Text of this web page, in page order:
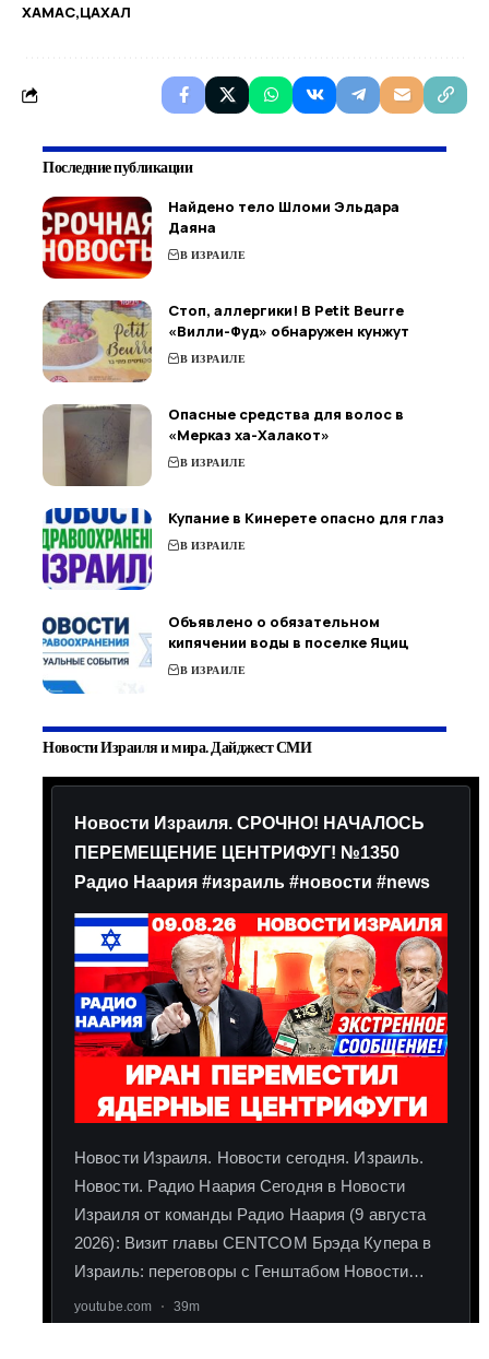
ХАМАС ЦАХАЛ
Последние публикации
Найдено тело Шломи Эльдара
Даяна
В ИЗРАИЛЕ
Стоп, аллергики! В Petit Beurre
«Вилли-Фуд» обнаружен кунжут
В ИЗРАИЛЕ
Опасные средства для волос в
«Мерказ ха-Халакот»
В ИЗРАИЛЕ
Купание в Кинерете опасно для глаз
В ИЗРАИЛЕ
Объявлено о обязательном
кипячении воды в поселке Яциц
В ИЗРАИЛЕ
Новости Израиля и мира. Дайджест СМИ